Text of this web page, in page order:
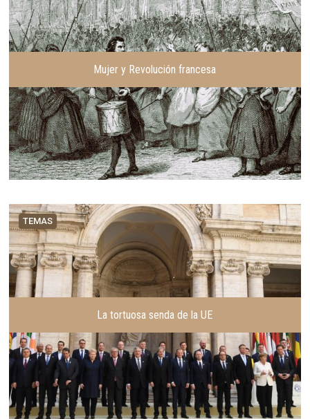
Mujer y Revolución francesa
TEMAS
La tortuosa senda de la UE